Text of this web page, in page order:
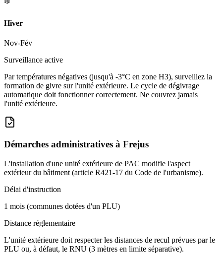
Hiver
Nov-Fév
Surveillance active
Par températures négatives (jusqu'à -3°C en zone H3), surveillez la
formation de givre sur l'unité extérieure. Le cycle de dégivrage
automatique doit fonctionner correctement. Ne couvrez jamais
l'unité extérieure.
Démarches administratives à Frejus
L'installation d'une unité extérieure de PAC modifie l'aspect
extérieur du bâtiment (article R421-17 du Code de l'urbanisme).
Délai d'instruction
1 mois (communes dotées d'un PLU)
Distance réglementaire
L'unité extérieure doit respecter les distances de recul prévues par le
PLU ou, à défaut, le RNU (3 mètres en limite séparative).